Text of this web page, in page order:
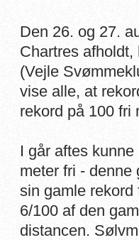
Den 26. og 27.
Chartres
(Vejle
vise alle, at
rekord på 100 fri
I går aftes
meter fri - denne
sin gamle rekord
6/100 af den
distancen.